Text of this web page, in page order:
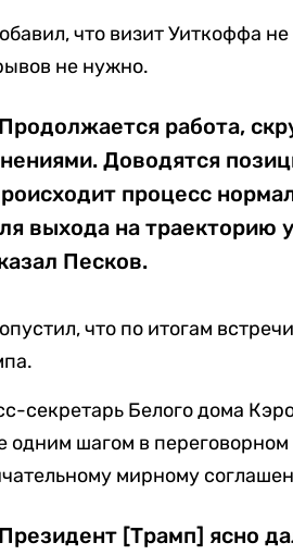
что визит Уиткоффа
не нужно.
работа,
Доводятся
процесс
выхода на траекторию
Песков.
что по итогам
секретарь Белого дома
одним шагом в
мирному
[Трамп] ясно